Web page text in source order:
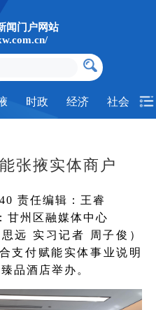
闻门户网站
时政 经济 社会
张掖实体商户
责任编辑：王睿
甘州区融媒体中心
思远 实习记者 周子俊）
支付赋能实体事业说明
品酒店举办。